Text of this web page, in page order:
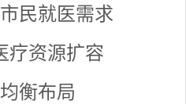
民就医需求
疗资源扩容
衡布局